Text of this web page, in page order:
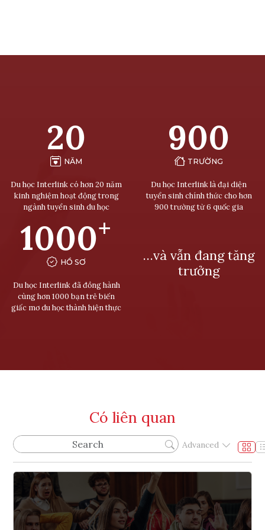
20
NĂM
Du học Interlink có hơn 20 năm
kinh nghiệm hoạt động trong
ngành tuyển sinh du học
900
TRƯỜNG
Du học Interlink là đại diện
tuyển sinh chính thức cho hơn
900 trường từ 6 quốc gia
1000+
HỒ SƠ
Du học Interlink đã đồng hành
cùng hơn 1000 bạn trẻ biến
giấc mơ du học thành hiện thực
…và vẫn đang tăng
trưởng
Có liên quan
Advanced